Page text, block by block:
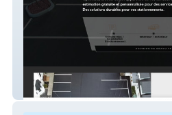
Marquage Direct